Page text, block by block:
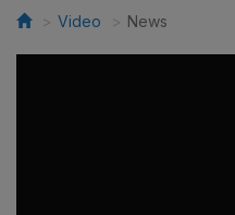
Video News